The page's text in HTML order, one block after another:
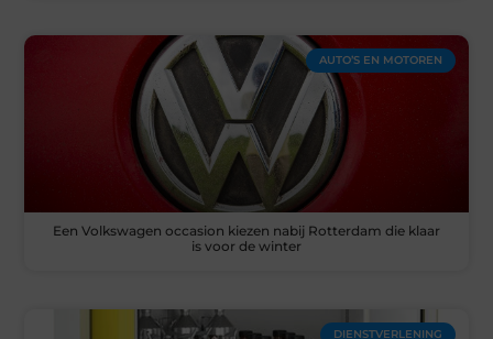
AUTO’S EN MOTOREN
Een Volkswagen occasion kiezen nabij Rotterdam die klaar
is voor de winter
DIENSTVERLENING